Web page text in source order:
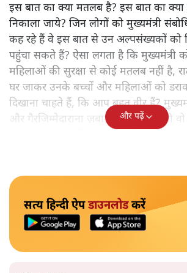
इस बात का क्या मतलब है? इस बात का
निकाला जाये? जिन लोगों को मुख्यमंत्री
कह रहे हैं वे इस बात से उन अल्पसंख्यकों को
पहुंचा सकते हैं? ऐसा लगता है कि मुख्यमंत्री
महिलाओं की सुरक्षा से कोई मतलब नहीं है,
घर जाकर उनके बच्चों और महिलाओं को
दिखाना चाहते हैं, कि आप बहुत वीर हैं?
और गैरजिम्मेदाराना ज़बान यहीं नहीं रुकती
और पढ़ें
सत्य हिन्दी ऐपडाउनलोडकरें